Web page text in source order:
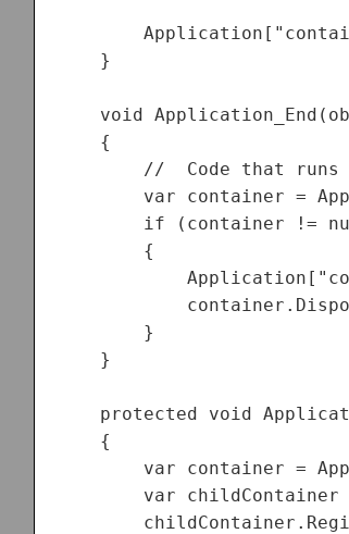
    }
void
    {
//  Code that runs
var container =
if (container !=
        {
        }
    }
protected void
    {
var container =
var